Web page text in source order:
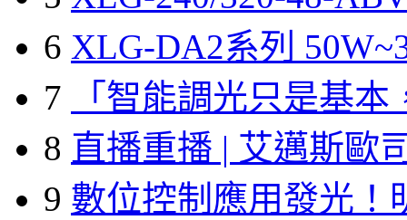
6 XLG-DA2系列
7
「智能調光只是基本
8 直播重播 | 艾邁斯歐
9 數位控制應用發光！